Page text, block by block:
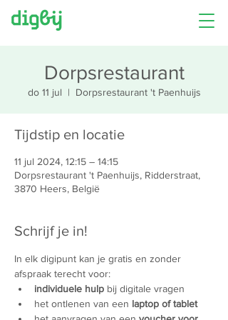
Dorpsrestaurant
do 11 jul
  |
Dorpsrestaurant 't Paenhuijs
Tijdstip en locatie
11 jul 2024, 12:15 – 14:15
Dorpsrestaurant 't Paenhuijs, Ridderstraat,
3870 Heers, België
Schrijf je in!
In elk digipunt kan je gratis en zonder
afspraak terecht voor:
individuele hulp bij digitale vragen
het ontlenen van een laptop of tablet